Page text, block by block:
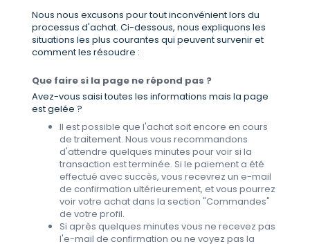
Nous nous excusons pour tout inconvénient lors du
processus d'achat. Ci-dessous, nous expliquons les
situations les plus courantes qui peuvent survenir et
comment les résoudre :
Que faire si la page ne répond pas ?
Avez-vous saisi toutes les informations mais la page
est gelée ?
Il est possible que l'achat soit encore en cours
de traitement. Nous vous recommandons
d'attendre quelques minutes pour voir si la
transaction est terminée. Si le paiement a été
effectué avec succès, vous recevrez un e-mail
de confirmation ultérieurement, et vous pourrez
voir votre achat dans la section "Commandes"
de votre profil.
Si après quelques minutes vous ne recevez pas
l'e-mail de confirmation ou ne voyez pas la